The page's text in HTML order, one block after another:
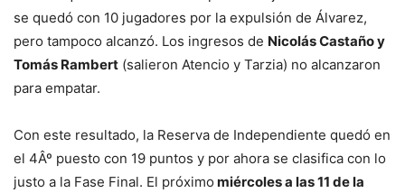
se quedó con 10 jugadores por la expulsión de Álvarez,
pero tampoco alcanzó. Los ingresos de Nicolás Castaño y
Tomás Rambert (salieron Atencio y Tarzia) no alcanzaron
para empatar.
Con este resultado, la Reserva de Independiente quedó en
el 4Âº puesto con 19 puntos y por ahora se clasifica con lo
justo a la Fase Final. El próximo miércoles a las 11 de la